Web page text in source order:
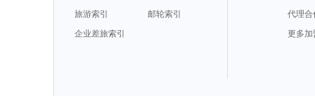
旅游索引
邮轮索引
企业差旅索引
代理合
更多加